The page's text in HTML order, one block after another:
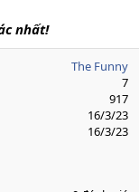
nhất!
The Funny
7
917
16/3/23
16/3/23